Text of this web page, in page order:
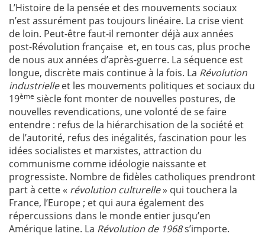
L’Histoire de la pensée et des mouvements sociaux
n’est assurément pas toujours linéaire. La crise vient
de loin. Peut-être faut-il remonter déjà aux années
post-Révolution française et, en tous cas, plus proche
de nous aux années d’après-guerre. La séquence est
longue, discrète mais continue à la fois. La Révolution
industrielleet les mouvements politiques et sociaux du
19ème siècle font monter de nouvelles postures, de
nouvelles revendications, une volonté de se faire
entendre : refus de la hié­rar­chisation de la société et
de l’autorité, refus des inéga­li­tés, fas­ci­na­tion pour les
idées socialistes et marxistes, attraction du
communisme comme idéologie naissante et
progressiste. Nombre de fidèles catholiques prendront
part à cette « révolution culturelle» qui touchera la
France, l’Europe ; et qui aura également des
répercussions dans le monde entier jusqu’en
Amérique latine. La Révolution de 1968s’importe.